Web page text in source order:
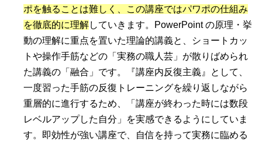
ポを触ることは難しく、この講座ではパワポの仕組み
を徹底的に理解していきます。PowerPoint の原理・挙
動の理解に重点を置いた理論的講義と、ショートカッ
トや操作手筋などの「実務の職人芸」が散りばめられ
た講義の「融合」です。『講座内反復主義』として、
一度習った手筋の反復トレーニングを繰り返しながら
重層的に進行するため、「講座が終わった時には数段
レベルアップした自分」を実感できるようにしていま
す。即効性が強い講座で、自信を持って実務に臨める